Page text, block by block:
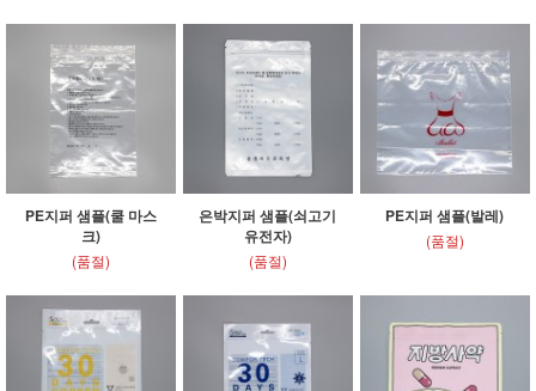
PE지퍼 샘플(쿨 마스
크)
(품절)
은박지퍼 샘플(쇠고기
유전자)
(품절)
PE지퍼 샘플(발레)
(품절)